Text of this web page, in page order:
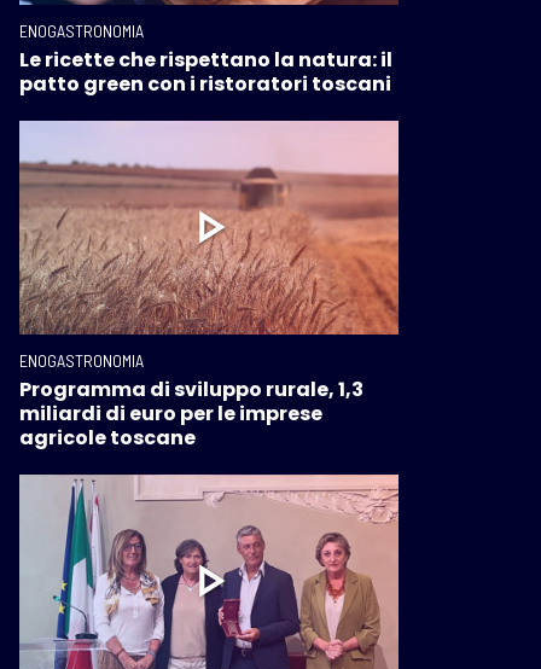
ENOGASTRONOMIA
Le ricette che rispettano la natura: il
patto green con i ristoratori toscani
ENOGASTRONOMIA
Programma di sviluppo rurale, 1,3
miliardi di euro per le imprese
agricole toscane